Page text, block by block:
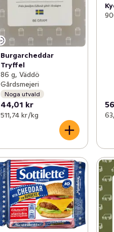
Burgarcheddar
Tryffel
86 g, Väddö
Gårdsmejeri
Noga utvald
44,01 kr
511,74 kr /kg